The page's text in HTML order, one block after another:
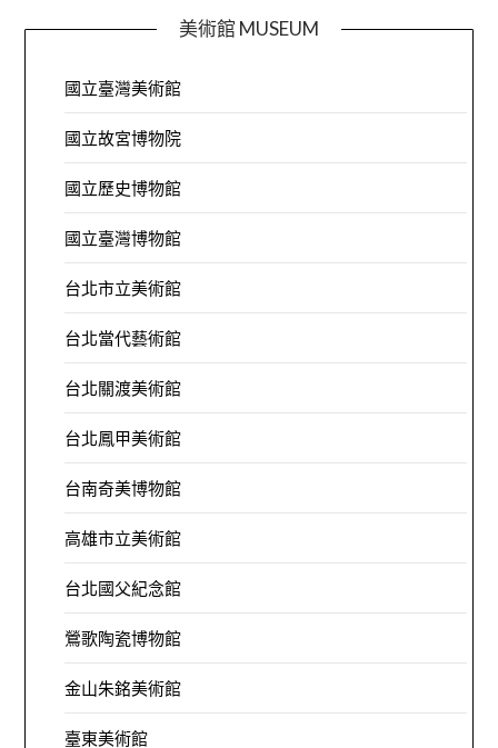
美術館 MUSEUM
國立臺灣美術館
國立故宮博物院
國立歷史博物館
國立臺灣博物館
台北市立美術館
台北當代藝術館
台北關渡美術館
台北鳳甲美術館
台南奇美博物館
高雄市立美術館
台北國父紀念館
鶯歌陶瓷博物館
金山朱銘美術館
臺東美術館